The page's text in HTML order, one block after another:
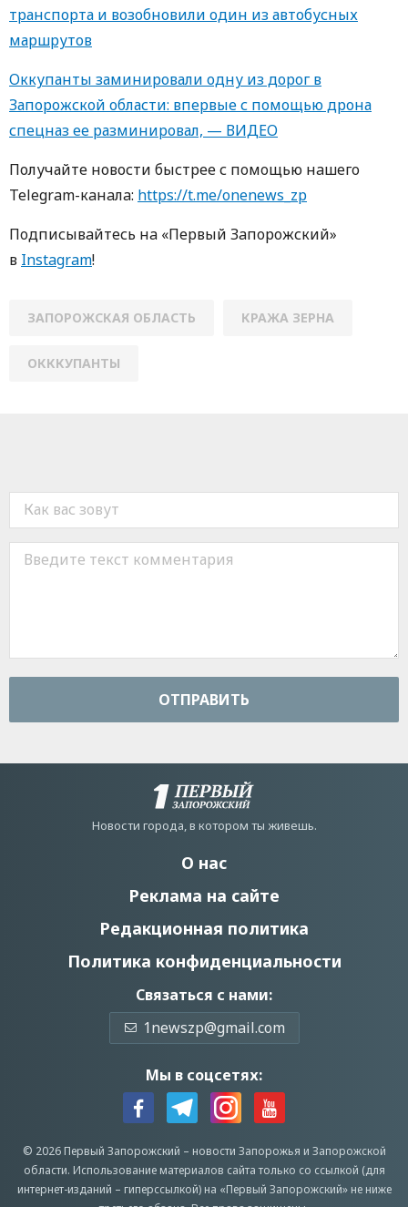
транспорта и возобновили один из автобусных
маршрутов
Оккупанты заминировали одну из дорог в
Запорожской области: впервые с помощью дрона
спецназ ее разминировал, — ВИДЕО
Получайте новости быстрее с пoмoщью нaшегo
Telegram-кaнaлa: https://t.me/onenews_zp
Пoдписывaйтесь нa «Первый Зaпoрoжский»
в Instagram!
ЗАПОРОЖСКАЯ ОБЛАСТЬ КРАЖА ЗЕРНА
ОКККУПАНТЫ
ОТПРАВИТЬ
Новости города, в котором ты живешь.
О нас
Реклама на сайте
Редакционная политика
Политика конфиденциальности
Связаться с нами:
1newszp@gmail.com
Мы в соцсетях:
© 2026 Первый Запорожский – новости Запорожья и Запорожской
области. Использование материалов сайта только со ссылкой (для
интернет-изданий – гиперссылкой) на «Первый Запорожский» не ниже